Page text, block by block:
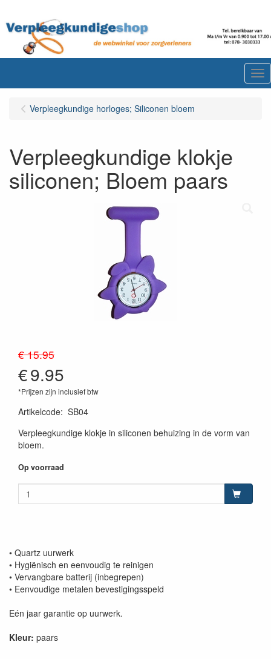
Verpleegkundige horloges; Siliconen bloem
Verpleegkundige klokje
siliconen; Bloem paars
€ 15.95
€9.95
*Prijzen zijn inclusief btw
Artikelcode: SB04
Verpleegkundige klokje in siliconen behuizing in de vorm van
bloem.
Op voorraad
• Quartz uurwerk
• Hygiënisch en eenvoudig te reinigen
• Vervangbare batterij (inbegrepen)
• Eenvoudige metalen bevestigingsspeld
Eén jaar garantie op uurwerk.
Kleur: paars